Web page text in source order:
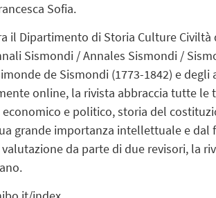
Sofia.
il Dipartimento di Storia Culture Civiltà
Sismondi / Annales Sismondi /
de Sismondi (1773-1842) e
online, la rivista abbraccia tutte
e politico, storia del
grande importanza intellettuale e
da parte di due revisori, la